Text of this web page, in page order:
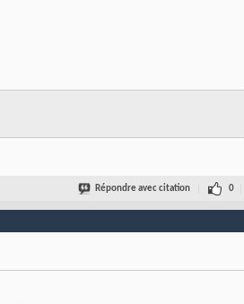
Répondre avec citation 0